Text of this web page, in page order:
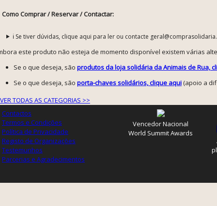
Como Comprar / Reservar / Contactar:
ℹ️ Se tiver dúvidas, clique aqui para ler ou contacte
este produto não esteja de momento disponível existem várias
Se o que deseja, são produtos da loja solidária da Animais de Rua,
Se o que deseja, são porta-chaves solidários, clique aqui(apoio a
VER TODAS AS CATEGORIAS >>
Contactos
Termos e Condições
Política de Privacidade
Registo de Organizações
Testemunhos
Parcerias e Agradecimentos
Vencedor Nacional
World Summit Awards